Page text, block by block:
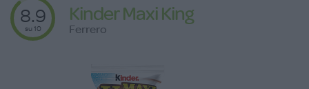
8.9
su 10
Kinder Maxi King
Ferrero